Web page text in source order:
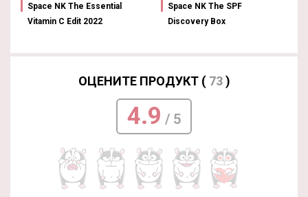
Space NK The Essential
Vitamin C Edit 2022
Space NK The SPF
Discovery Box
ОЦЕНИТЕ ПРОДУКТ ( 73)
4.9 / 5